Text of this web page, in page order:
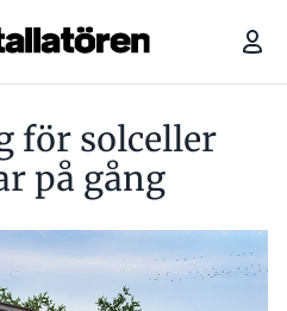
för solceller
på gång